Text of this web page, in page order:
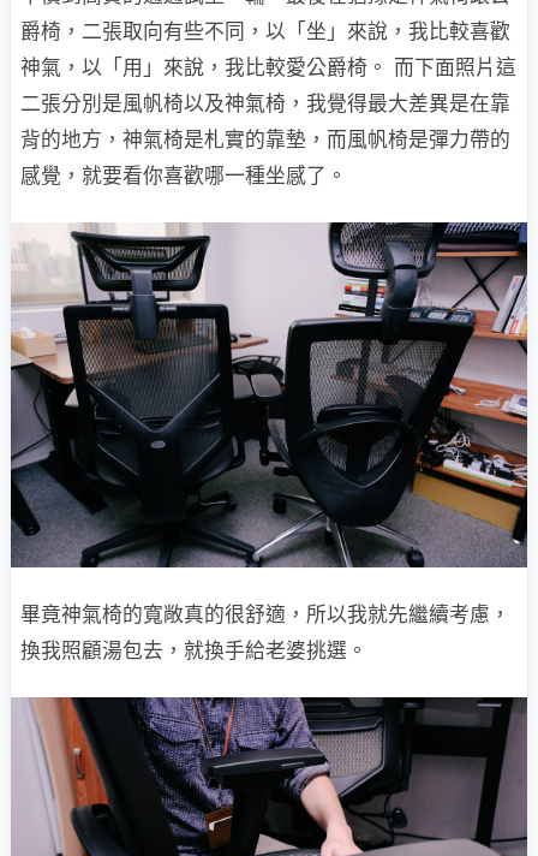
爵椅，二張取向有些不同，以「坐」來說，我比較喜歡
神氣，以「用」來說，我比較愛公爵椅。 而下面照片這
二張分別是風帆椅以及神氣椅，我覺得最大差異是在靠
背的地方，神氣椅是札實的靠墊，而風帆椅是彈力帶的
感覺，就要看你喜歡哪一種坐感了。
畢竟神氣椅的寬敞真的很舒適，所以我就先繼續考慮，
換我照顧湯包去，就換手給老婆挑選。